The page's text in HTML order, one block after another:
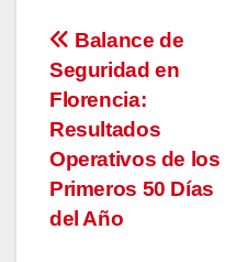
Navegación
de
entradas
Balance de
Seguridad en
Florencia:
Resultados
Operativos de los
Primeros 50 Días
del Año